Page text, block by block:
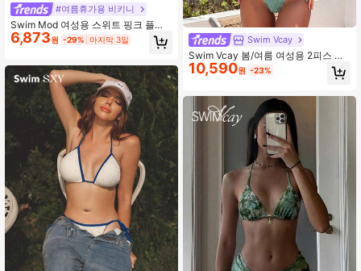
#여름휴가용 비키니
Swim Mod 여성용 스위트 핑크 플로
럴 프린트 양면 홀터 비키니 세트
6,873원 -29% 마지막 3일 Swim Vcay
Swim Vcay 봄/여름 여성용 2피스 수
영복 세트, 섹시한 휴가용 솔리드 그린
텍스처드 패브릭 비치웨어 수영복 세
10,590원 -23%